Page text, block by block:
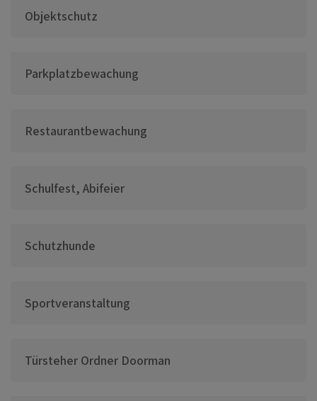
Objektschutz
Parkplatzbewachung
Restaurantbewachung
Schulfest, Abifeier
Schutzhunde
Sportveranstaltung
Türsteher Ordner Doorman